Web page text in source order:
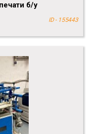
б/у
ID - 155443